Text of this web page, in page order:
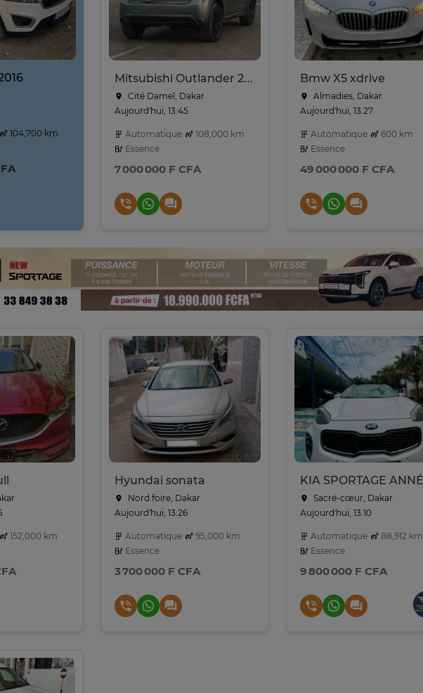
104,700 km
Mitsubishi Outlander 2017
Cité Damel, Dakar
Aujourd'hui, 13:45
Automatique
108,000 km
Essence
7 000 000 F CFA
Bmw X5 xdrive
Almadies, Dakar
Aujourd'hui, 13:27
Automatique
600 km
Essence
49 000 000 F CFA
152,000 km
Hyundai sonata
Nord foire, Dakar
Aujourd'hui, 13:26
Automatique
95,000 km
Essence
3 700 000 F CFA
Sacré-cœur, Dakar
Aujourd'hui, 13:10
Automatique
88,912 km
Essence
9 800 000 F CFA